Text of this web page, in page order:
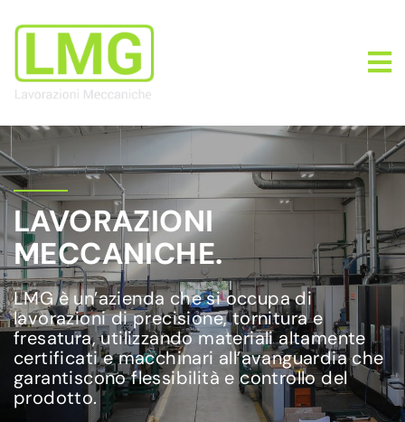
LAVORAZIONI
MECCANICHE.
LMG è un’azienda che si occupa di
lavorazioni di precisione, tornitura e
fresatura, utilizzando materiali altamente
certificati e macchinari all’avanguardia che
garantiscono flessibilità e controllo del
prodotto.